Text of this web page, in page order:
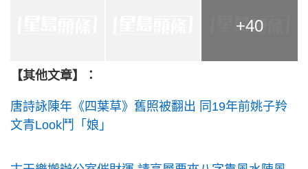
+40
【其他文章】：
唐詩詠陳年《四葉草》舊照被翻出 同19年前姚子羚
文青Look鬥「娘」